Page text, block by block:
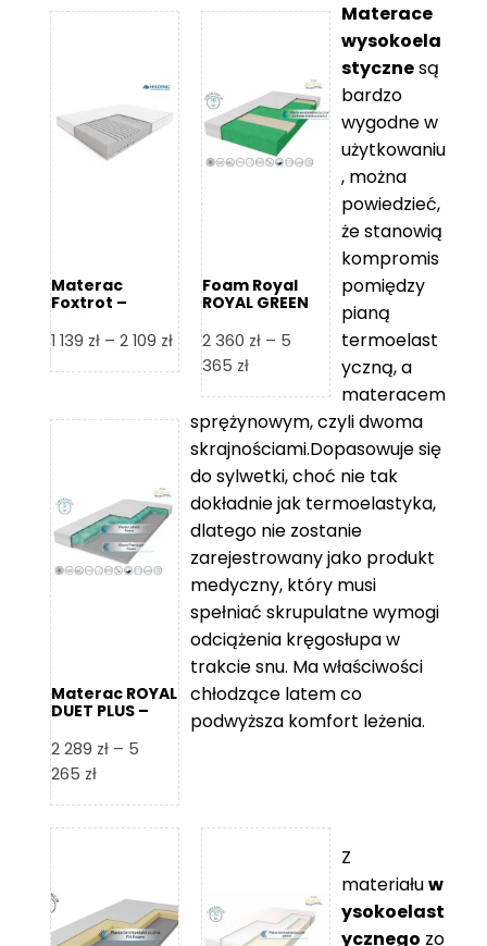
Materac
Foxtrot –
1 139 zł – 2 109 złZakres
cen:
1
139 zł
do
2
109 zł
Foam Royal
ROYAL GREEN
piankowy
2 360 zł – 5
365 złZakres
od
2
360 zł
5
365 zł
Materac ROYAL
DUET PLUS –
2 289 zł – 5
265 złZakres
od
do
5
Materace
wysokoela
stycznesą
bardzo
wygodne w
użytkowaniu
, można
powiedzieć,
że stanowią
kompromis
pomiędzy
pianą
termoelast
yczną, a
materacem
sprężynowym, czyli dwoma
skrajnościami.Dopasowuje się
do sylwetki, choć nie tak
dokładnie jak termoelastyka,
dlatego nie zostanie
zarejestrowany jako produkt
medyczny, który musi
spełniać skrupulatne wymogi
odciążenia kręgosłupa w
trakcie snu. Ma właściwości
chłodzące latem co
podwyższa komfort leżenia.
Z
materiałuw
ysokoelast
ycznego zo